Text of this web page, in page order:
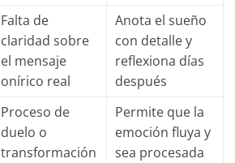
Falta de
claridad sobre
el mensaje
onírico real
Anota el sueño
con detalle y
reflexiona días
después
Proceso de
duelo o
transformación
Permite que la
emoción fluya y
sea procesada